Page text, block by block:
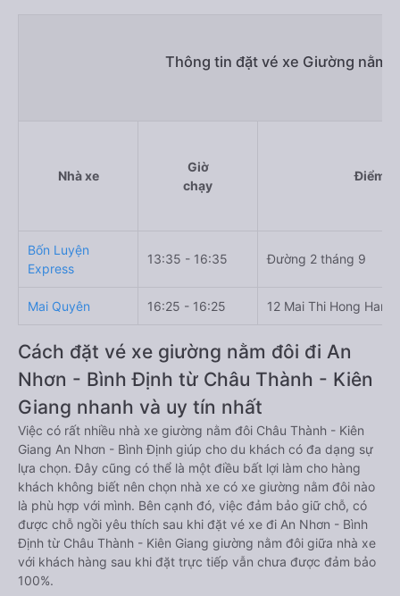
Thông tin đặt vé xe Giường nằm
Nhà xe
Giờ
chạy
Điểm đi
Bốn Luyện
Express
13:35 - 16:35 Đường 2 tháng 9
Mai Quyên 16:25 - 16:25 12 Mai Thi Hong Hanh
Cách đặt vé xe giường nằm đôi đi An
Nhơn - Bình Định từ Châu Thành - Kiên
Giang nhanh và uy tín nhất
Việc có rất nhiều nhà xe giường nằm đôi Châu Thành - Kiên
Giang An Nhơn - Bình Định giúp cho du khách có đa dạng sự
lựa chọn. Đây cũng có thể là một điều bất lợi làm cho hàng
khách không biết nên chọn nhà xe có xe giường nằm đôi nào
là phù hợp với mình. Bên cạnh đó, việc đảm bảo giữ chỗ, có
được chỗ ngồi yêu thích sau khi đặt vé xe đi An Nhơn - Bình
Định từ Châu Thành - Kiên Giang giường nằm đôi giữa nhà xe
với khách hàng sau khi đặt trực tiếp vẫn chưa được đảm bảo
100%.